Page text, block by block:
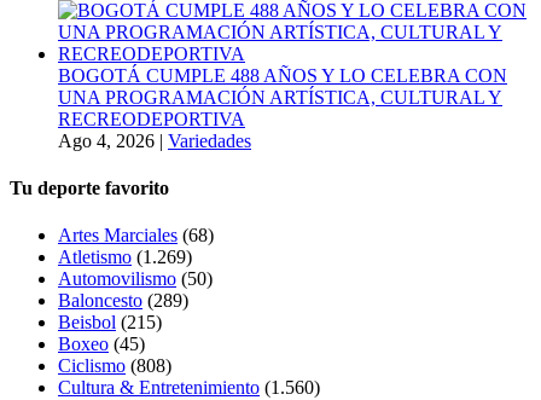
BOGOTÁ CUMPLE 488 AÑOS Y LO CELEBRA CON
UNA PROGRAMACIÓN ARTÍSTICA, CULTURAL Y
RECREODEPORTIVA
Ago 4, 2026 | Variedades
Tu deporte favorito
Artes Marciales (68)
Atletismo (1.269)
Automovilismo (50)
Baloncesto (289)
Beisbol (215)
Boxeo (45)
Ciclismo (808)
Cultura & Entretenimiento (1.560)